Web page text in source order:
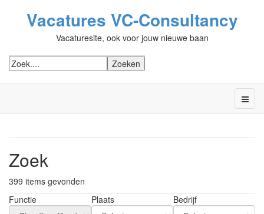
Vacatures VC-Consultancy
Vacaturesite, ook voor jouw nieuwe baan
Zoek
399 items gevonden
Functie
Plaats Bedrijf